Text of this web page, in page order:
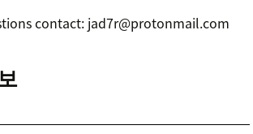
contact: jad7r@protonmail.com